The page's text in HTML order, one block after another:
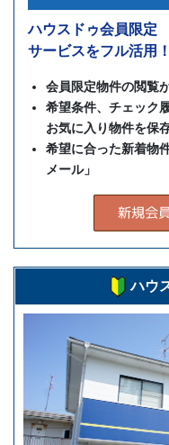
ハウスドゥ会員限定
サービスをフル活用！
会員限定物件の閲覧
希望条件、チェック履
お気に入り物件を保
希望に合った新着物
メール」
ハウ